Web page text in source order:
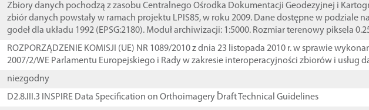
Zbiory danych pochodzą z zasobu Centralnego Ośrodka Dokumentacji Geodezyjnej i
zbiór danych powstały w ramach projektu LPIS85, w roku 2009. Dane dostępne w podziale
godeł dla układu 1992 (EPSG:2180). Moduł archiwizacji: 1:5000. Rozmiar terenowy piksela
ROZPORZĄDZENIE KOMISJI (UE) NR 1089/2010 z dnia 23 listopada 2010 r. w sprawie
2007/2/WE Parlamentu Europejskiego i Rady w zakresie interoperacyjności zbiorów i usług
niezgodny
D2.8.III.3 INSPIRE Data Specification on Orthoimagery ֠Draft Technical Guidelines